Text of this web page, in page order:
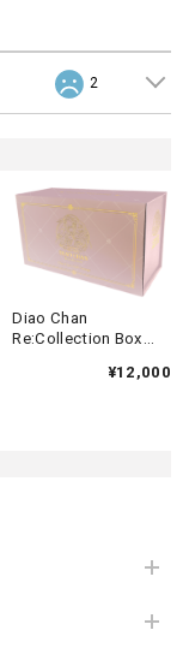
2
Diao Chan
Re:Collection Box
¥12,000